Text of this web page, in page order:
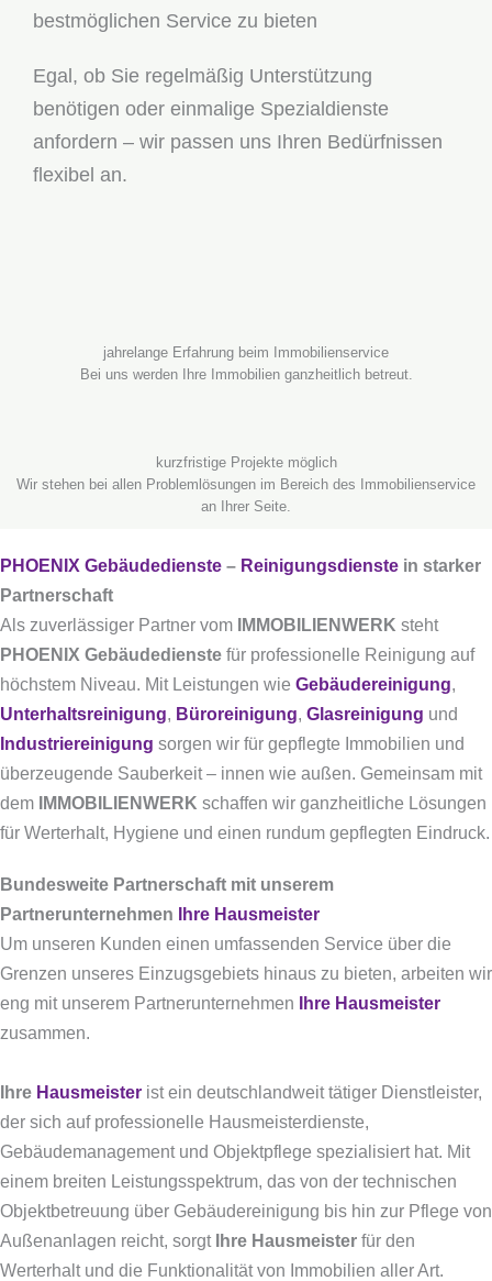
bestmöglichen Service zu bieten
Egal, ob Sie regelmäßig Unterstützung
benötigen oder einmalige Spezialdienste
anfordern – wir passen uns Ihren Bedürfnissen
flexibel an.
jahrelange Erfahrung beim Immobilienservice
Bei uns werden Ihre Immobilien ganzheitlich betreut.
kurzfristige Projekte möglich
Wir stehen bei allen Problemlösungen im Bereich des Immobilienservice
an Ihrer Seite.
PHOENIX Gebäudedienste – Reinigungsdienste in starker
Partnerschaft
Als zuverlässiger Partner vom
IMMOBILIENWERK steht
PHOENIX Gebäudedienste für professionelle Reinigung auf
höchstem Niveau. Mit Leistungen wie Gebäudereinigung,
Unterhaltsreinigung, Büroreinigung, Glasreinigung und
Industriereinigung sorgen wir für gepflegte Immobilien und
überzeugende Sauberkeit – innen wie außen. Gemeinsam mit
dem
IMMOBILIENWERK schaffen wir ganzheitliche Lösungen
für Werterhalt, Hygiene und einen rundum gepflegten Eindruck.
Bundesweite Partnerschaft mit unserem
Partnerunternehmen
Ihre Hausmeister
Um unseren Kunden einen umfassenden Service über die
Grenzen unseres Einzugsgebiets hinaus zu bieten, arbeiten wir
eng mit unserem Partnerunternehmen
Ihre Hausmeister
zusammen.
Ihre Hausmeister ist ein deutschlandweit tätiger Dienstleister,
der sich auf professionelle Hausmeisterdienste,
Gebäudemanagement und Objektpflege spezialisiert hat. Mit
einem breiten Leistungsspektrum, das von der technischen
Objektbetreuung über Gebäudereinigung bis hin zur Pflege von
Außenanlagen reicht, sorgt Ihre Hausmeister für den
Werterhalt und die Funktionalität von Immobilien aller Art.